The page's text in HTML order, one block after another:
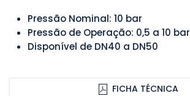
Pressão Nominal: 10 bar
Pressão de Operação: 0,5 a 10 bar
Disponível de DN40 a DN50
FICHA TÉCNICA